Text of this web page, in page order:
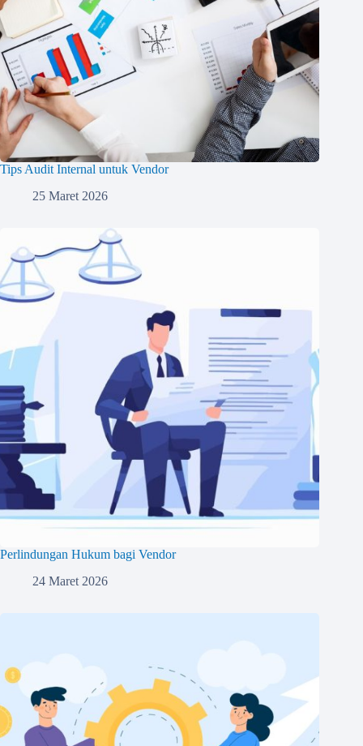
Tips Audit Internal untuk Vendor
25 Maret 2026
Perlindungan Hukum bagi Vendor
24 Maret 2026